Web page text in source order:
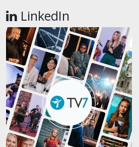
LinkedIn